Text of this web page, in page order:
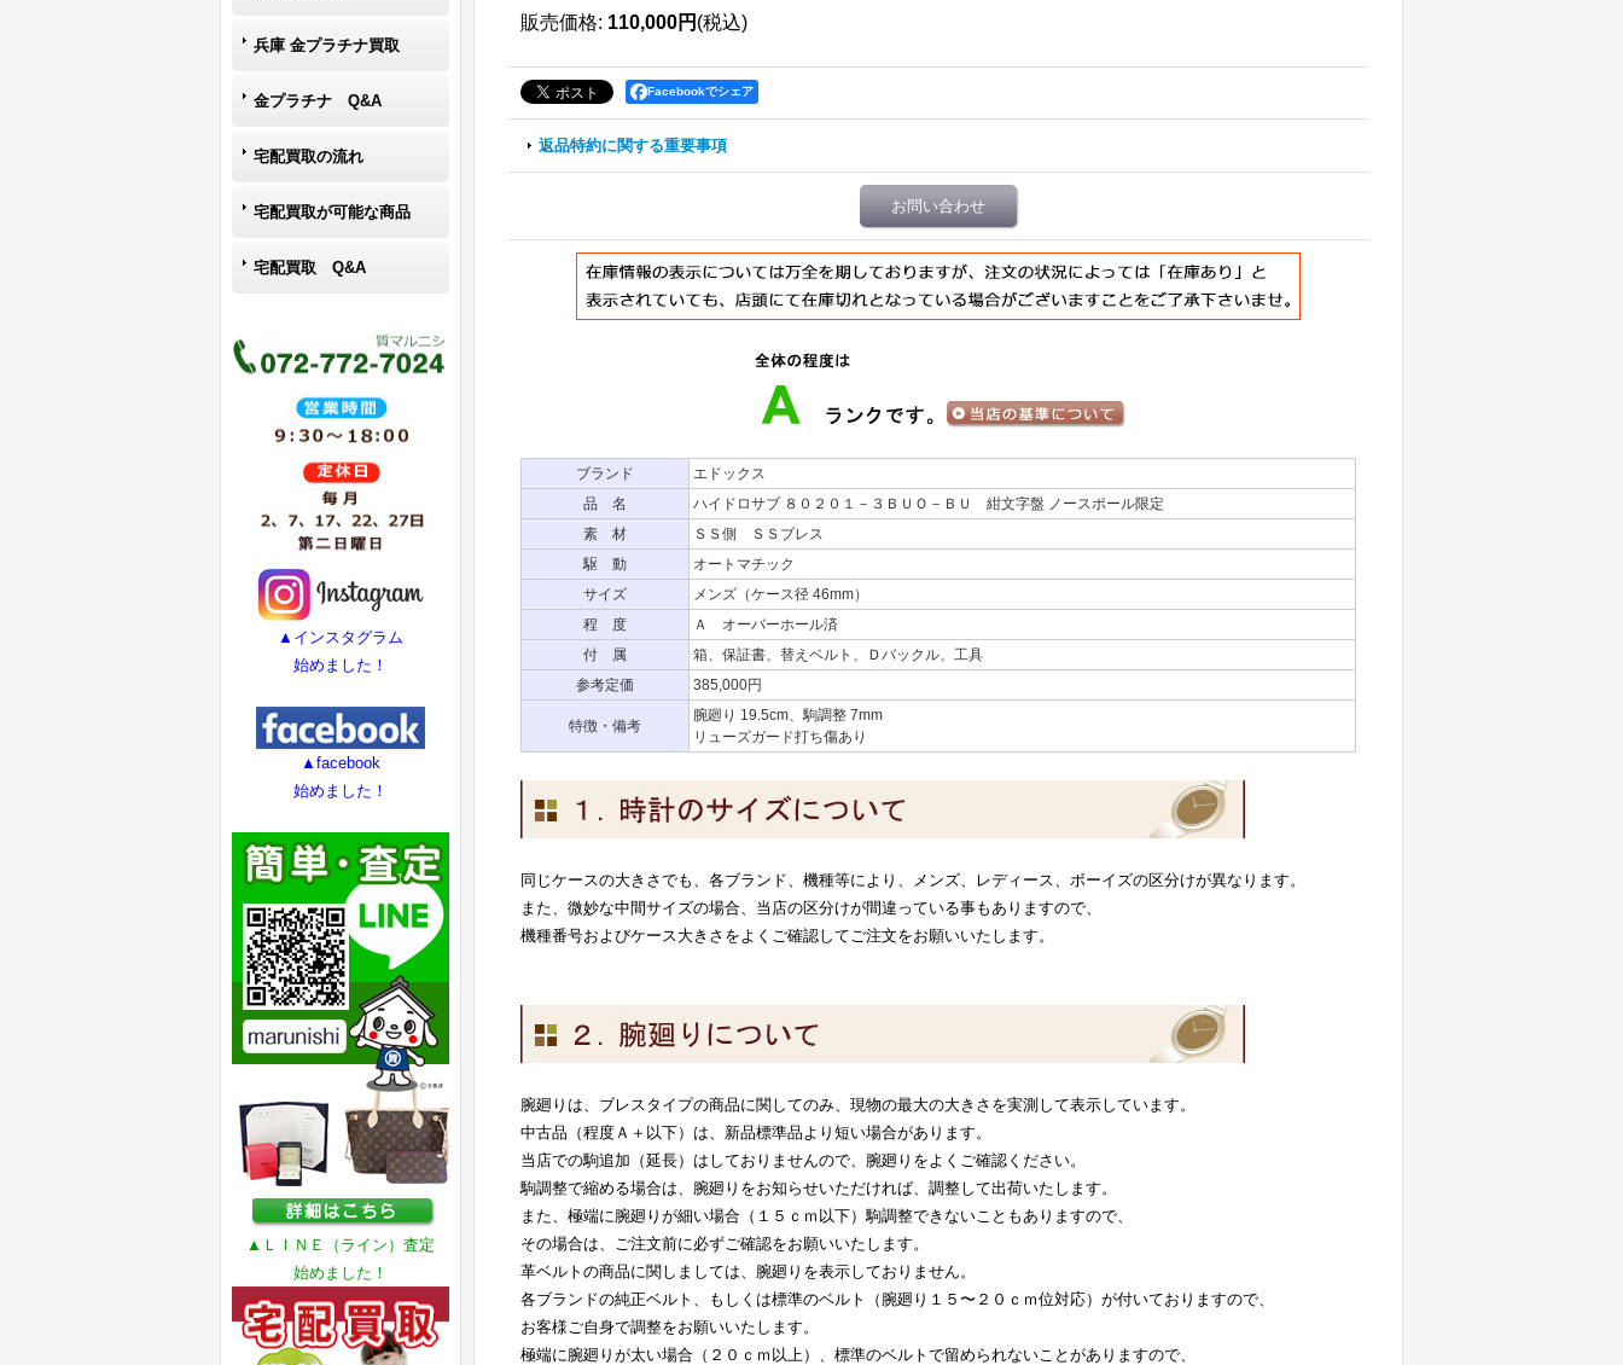
兵庫 金プラチナ買取
金プラチナ Q&A
宅配買取の流れ
宅配買取が可能な商品
宅配買取 Q&A
▲インスタグラム
始めました！
▲facebook
始めました！
▲ＬＩＮＥ（ライン）査定
始めました！
販売価格: 110,000円 (税込)
Facebookでシェア
返品特約に関する重要事項
お問い合わせ
ブランド
エドックス
品 名
ハイドロサブ ８０２０１－３ＢＵＯ－ＢＵ 紺文字盤 ノースポール限定
素 材
ＳＳ側 ＳＳブレス
駆 動
オートマチック
サイズ
メンズ（ケース径 46mm）
程 度
Ａ オーバーホール済
付 属
箱、保証書、替えベルト、Ｄバックル、工具
参考定価
385,000円
特徴・備考
腕廻り 19.5cm、駒調整 7mm
リューズガード打ち傷あり
同じケースの大きさでも、各ブランド、機種等により、メンズ、レディース、ボーイズの区分けが異なります。
また、微妙な中間サイズの場合、当店の区分けが間違っている事もありますので、
機種番号およびケース大きさをよくご確認してご注文をお願いいたします。
腕廻りは、ブレスタイプの商品に関してのみ、現物の最大の大きさを実測して表示しています。
中古品（程度Ａ＋以下）は、新品標準品より短い場合があります。
当店での駒追加（延長）はしておりませんので、腕廻りをよくご確認ください。
駒調整で縮める場合は、腕廻りをお知らせいただければ、調整して出荷いたします。
また、極端に腕廻りが細い場合（１５ｃｍ以下）駒調整できないこともありますので、
その場合は、ご注文前に必ずご確認をお願いいたします。
革ベルトの商品に関しましては、腕廻りを表示しておりません。
各ブランドの純正ベルト、もしくは標準のベルト（腕廻り１５〜２０ｃｍ位対応）が付いておりますので、
お客様ご自身で調整をお願いいたします。
極端に腕廻りが太い場合（２０ｃｍ以上）、標準のベルトで留められないことがありますので、